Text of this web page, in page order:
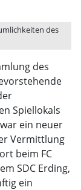
des
des
Spiellokals
ein neuer
Vermittlung
beim FC
SDC Erding,
ein